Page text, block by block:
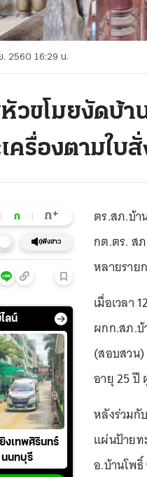
. 2560 16:29 น.
วขโมยงัดบ้า
ครื่องตามใบสั่
ก ก+
ฟังข่าว
ลน์
งเทพศิรินทร์
นนทบุรี
ตร.สภ.บ้า
กต.ตร. ส
หลายราย
เมื่อเวลา
ผกก.สภ.บ้
(สอบสวน
อายุ 25 ปี
หลังร่วมกั
แผ่นป้ายท
อ.บ้านโพ